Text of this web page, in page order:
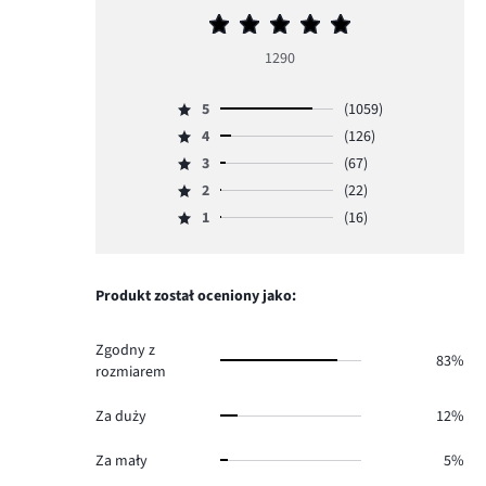
Średnia
5
1290
Ocena
5,
ilość
głosów
5
(1059)
Ocena
4,
ilość
głosów
4
(126)
Ocena
3,
ilość
3
(67)
Ocena
2,
22.
2
(22)
Ocena
głosów
1 (16)
Produkt został oceniony jako:
Zgodny z
rozmiarem
83%
Za duży 12%
Za mały 5%